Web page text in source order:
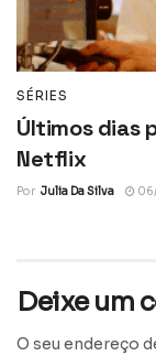
SÉRIES
Últimos dias
Netflix
Por Julia Da Silva
Deixe um
O seu endereço